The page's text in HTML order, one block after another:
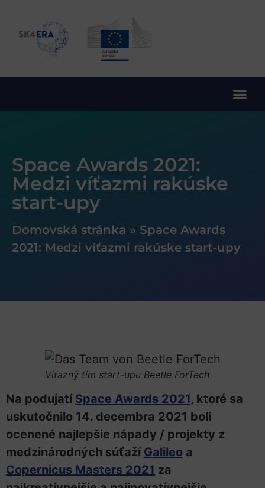
Space Awards 2021:
Medzi víťazmi rakúske
start-upy
Domovská stránka » Space Awards
2021: Medzi víťazmi rakúske start-upy
Víťazný tím start-upu Beetle ForTech
Na podujatí Space Awards 2021, ktoré sa
uskutočnilo 14. decembra 2021 boli
ocenené najlepšie nápady / projekty z
medzinárodných súťaží Galileo a
Copernicus Masters 2021 za